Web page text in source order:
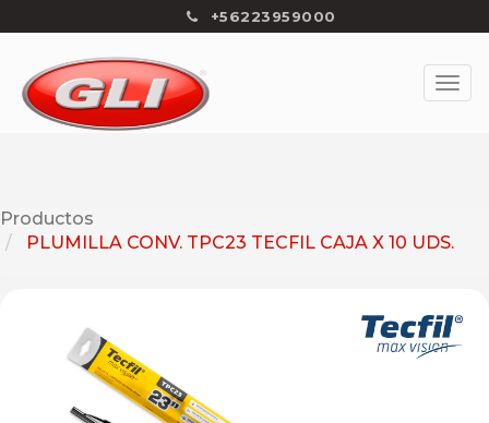
+56223959000
Productos
PLUMILLA CONV. TPC23 TECFIL CAJA X 10 UDS.